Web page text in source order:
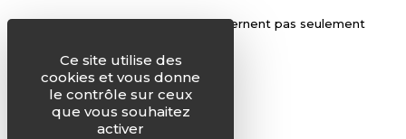
Les enjeux de la finance ne concernent pas seulement
Ce site utilise des
cookies et vous donne
le contrôle sur ceux
que vous souhaitez
activer